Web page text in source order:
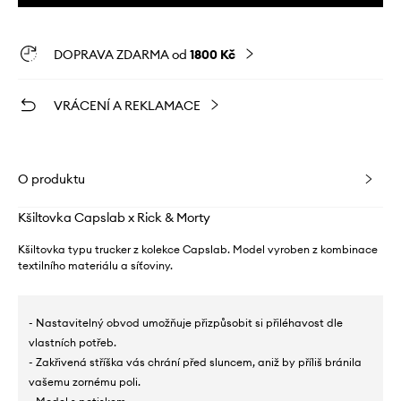
DOPRAVA ZDARMA od 1800 Kč
VRÁCENÍ A REKLAMACE
O produktu
Kšiltovka Capslab x Rick & Morty
Kšiltovka typu trucker z kolekce Capslab. Model vyroben z kombinace
textilního materiálu a síťoviny.
- Nastavitelný obvod umožňuje přizpůsobit si přiléhavost dle
vlastních potřeb.
- Zakřivená stříška vás chrání před sluncem, aniž by příliš bránila
vašemu zornému poli.